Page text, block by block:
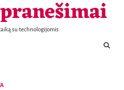
su technologijomis
turtas